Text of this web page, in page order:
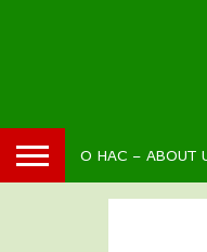
О НАС – ABOUT